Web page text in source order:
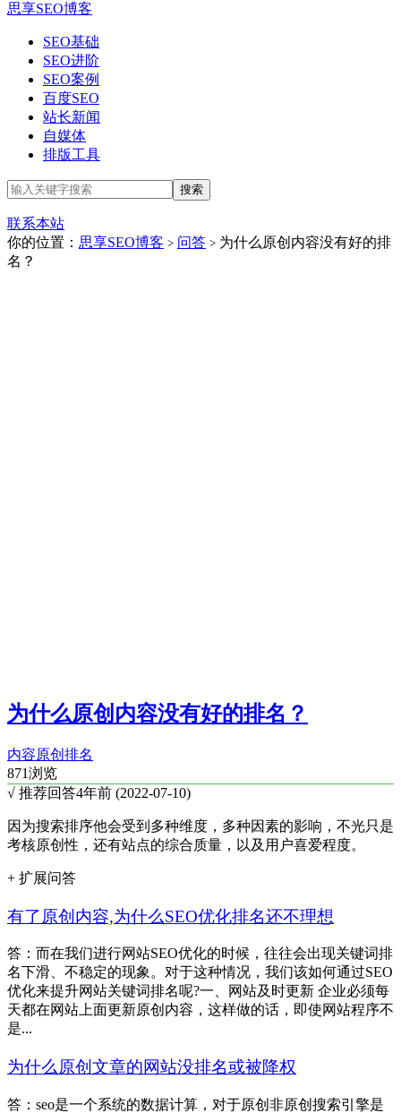
思享SEO博客
SEO基础
SEO进阶
SEO案例
百度SEO
站长新闻
自媒体
排版工具
联系本站
你的位置： 思享SEO博客 > 问答 > 为什么原创内容没有好的排
名？
为什么原创内容没有好的排名？
内容原创 排名
871浏览
√ 推荐回答4年前 (2022-07-10)
因为搜索排序他会受到多种维度，多种因素的影响，不光只是
考核原创性，还有站点的综合质量，以及用户喜爱程度。
+ 扩展问答
有了原创内容,为什么SEO优化排名还不理想
答：而在我们进行网站SEO优化的时候，往往会出现关键词排
名下滑、不稳定的现象。对于这种情况，我们该如何通过SEO
优化来提升网站关键词排名呢?一、网站及时更新 企业必须每
天都在网站上面更新原创内容，这样做的话，即使网站程序不
是...
为什么原创文章的网站没排名或被降权
答：seo是一个系统的数据计算，对于原创非原创搜索引擎是